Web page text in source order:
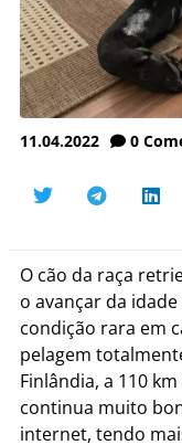
11.04.2022 0
O cão da raça
o avançar da
condição rara em
pelagem
Finlândia, a 110
continua muito
internet, tendo